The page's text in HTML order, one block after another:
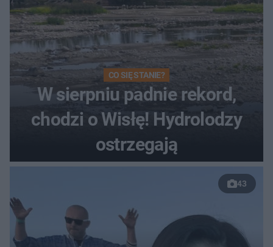
CO SIĘ STANIE?
W sierpniu padnie rekord,
chodzi o Wisłę! Hydrolodzy
ostrzegają
43